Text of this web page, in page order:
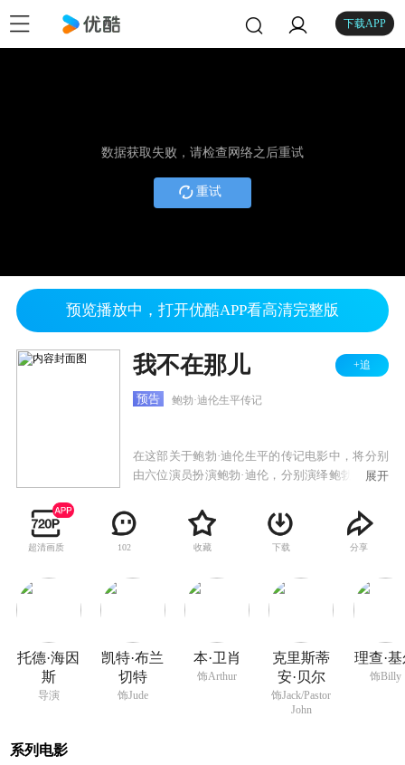
下载APP
数据获取失败，请检查网络之后重试
重试
预览播放中，打开优酷APP看高清完整版
我不在那儿 +追
预告 鲍勃·迪伦生平传记
在这部关于鲍勃·迪伦生平的传记电影中，将分别
由六位演员扮演鲍勃·迪伦，分别演绎鲍勃在不同
伦早期作为民谣歌手艰苦奋斗的生活，1960年代
初成形的美国民歌界的英雄和知识分子，具有争
议的摇滚转型，摩托车意外事故还有后来从公众
录制唱片而是举行巡回演唱会上，如名为“永不停
止的巡演”等等。影片中每一段故事都表现了迪伦
不同的方式来拍摄每个故事，并且分别用了不同
的主题来与之相匹配。
展开
超清画质 102 收藏 下载 分享
托德·海因
斯
导演
凯特·布兰
切特
饰Jude
本·卫肖
饰Arthur
克里斯蒂
安·贝尔
饰Jack/Pastor
John
理查·
饰Billy
系列电影